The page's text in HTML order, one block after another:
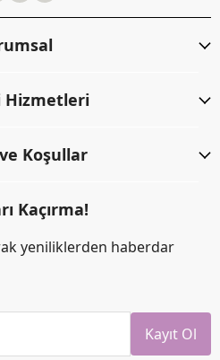
Hizmetleri
Koşullar
Kaçırma!
yeniliklerden haberdar
Kayıt Ol